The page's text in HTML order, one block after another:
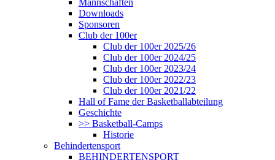
Mannschaften
Downloads
Sponsoren
Club der 100er
Club der 100er 2025/26
Club der 100er 2024/25
Club der 100er 2023/24
Club der 100er 2022/23
Club der 100er 2021/22
Hall of Fame der Basketballabteilung
Geschichte
>> Basketball-Camps
Historie
Behindertensport
BEHINDERTENSPORT